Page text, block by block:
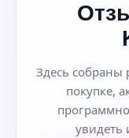
Здесь собраны
покупке,
увидеть